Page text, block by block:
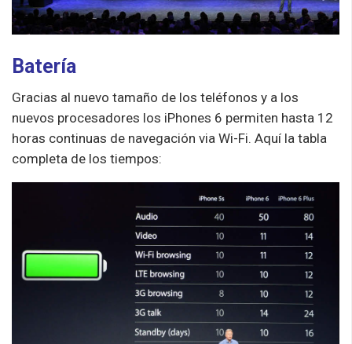
Batería
Gracias al nuevo tamaño de los teléfonos y a los
nuevos procesadores los iPhones 6 permiten hasta 12
horas continuas de navegación via Wi-Fi. Aquí la tabla
completa de los tiempos: